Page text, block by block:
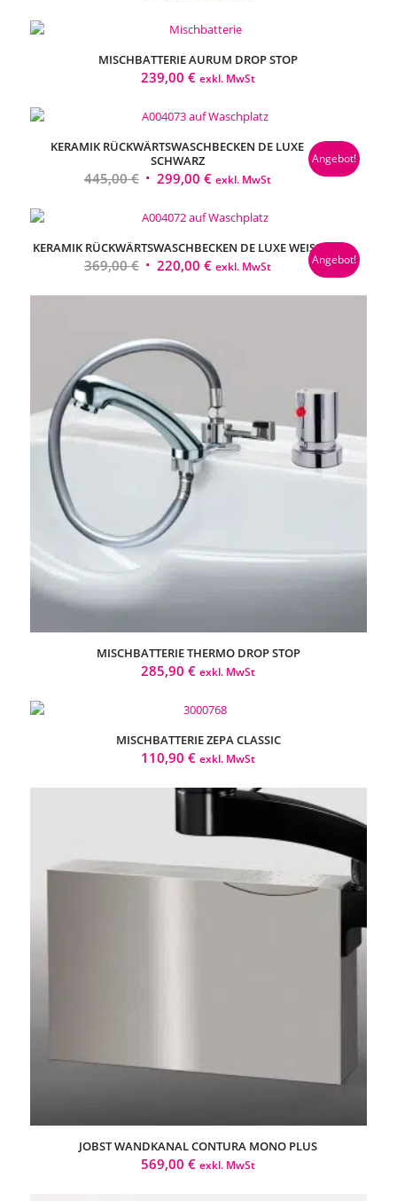
MISCHBATTERIE AURUM DROP STOP
239,00€ exkl. MwSt
KERAMIK RÜCKWÄRTSWASCHBECKEN DE LUXE
SCHWARZ
445,00€ Ursprünglicher
war:
445,00 €
299,00 €Aktueller
ist:
299,00 €.
exkl. MwSt
Angebot!
KERAMIK RÜCKWÄRTSWASCHBECKEN DE LUXE WEISS
369,00€ Ursprünglicher
220,00 €Aktueller
exkl. MwSt Angebot!
MISCHBATTERIE THERMO DROP STOP
285,90€ exkl. MwSt
MISCHBATTERIE ZEPA CLASSIC
110,90€ exkl. MwSt
JOBST WANDKANAL CONTURA MONO PLUS
569,00€ exkl. MwSt